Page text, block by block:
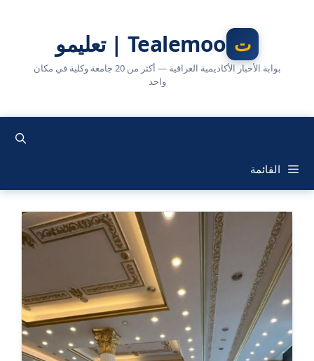
Tealemoo | تعليمو
بوابة الأخبار الأكاديمية العراقية — أكثر من 20 جامعة وكلية في مكان
واحد
القائمة